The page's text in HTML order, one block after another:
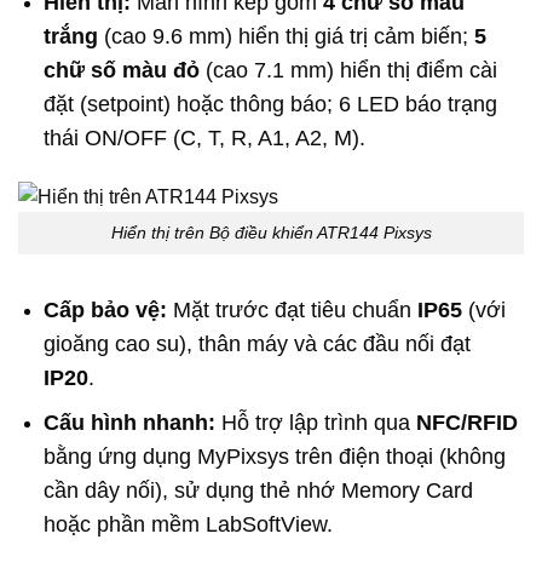
trắng (cao 9.6 mm) hiển thị giá trị cảm biến; 5
chữ số màu đỏ(cao 7.1 mm) hiển thị điểm cài
đặt (setpoint) hoặc thông báo; 6 LED báo trạng
thái ON/OFF (C, T, R, A1, A2, M).
Hiển thị trên Bộ điều khiển ATR144 Pixsys
Cấp bảo vệ: Mặt trước đạt tiêu chuẩn IP65(với
gioăng cao su), thân máy và các đầu nối đạt
IP20.
Cấu hình nhanh: Hỗ trợ lập trình qua NFC/RFID
bằng ứng dụng MyPixsys trên điện thoại (không
cần dây nối), sử dụng thẻ nhớ Memory Card
hoặc phần mềm LabSoftView.